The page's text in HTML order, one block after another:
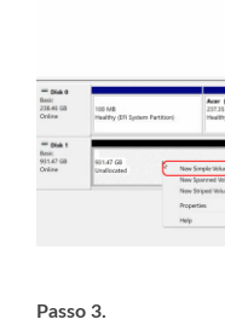
Passo 3.